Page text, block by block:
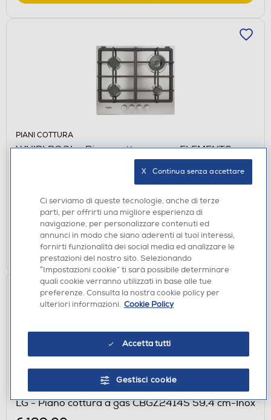
PIANI COTTURA
WHIRLPOOL - Piano cottura a gas ELEMENTS
TGML 661 IX/R 58 cm-Acciaio inossidabile
Acquisto online:disponibile
Ritiro in negozio in 30' gratuito: verifica
AGGIUNGI
PIANI COTTURA
LG - Piano cottura a gas CBGZ2414S 59,4 cm-Inox
Ci serviamo di queste tecnologie, anche di terze
parti, per offrirti una migliore esperienza di
navigazione, per personalizzare contenuti ed
annunci in modo che siano aderenti ai tuoi interessi,
fornirti funzionalità dei social media ed analizzare le
prestazioni del nostro sito. Selezionando
“Impostazioni cookie” ti sarà possibile determinare
quali cookie verranno utilizzati in base alle tue
preferenze. Consulta la nostra cookie policy per
ulteriori informazioni. Cookie Policy
Accetta tutti
Gestisci cookie
X   Continua senza accettare